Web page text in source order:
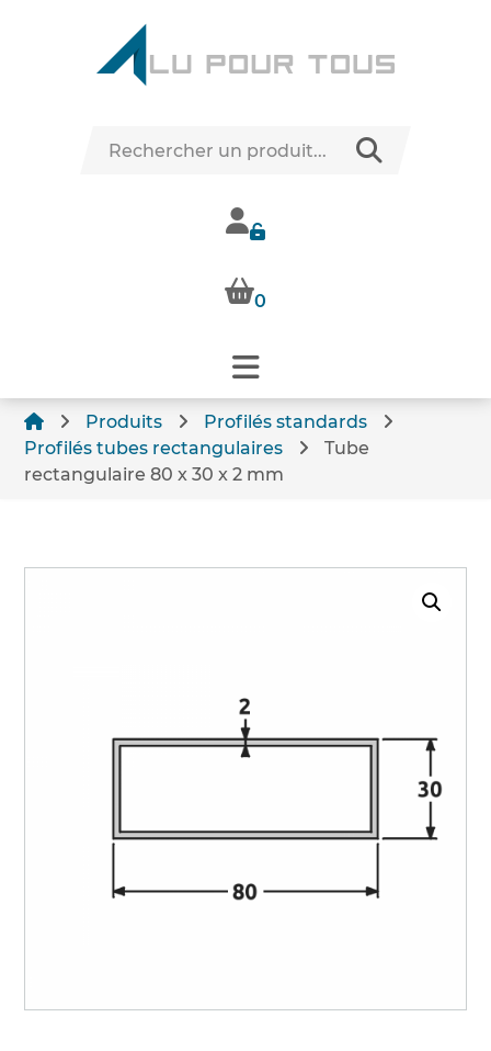
0
Produits
Profilés standards
Profilés tubes rectangulaires
Tube
rectangulaire 80 x 30 x 2 mm